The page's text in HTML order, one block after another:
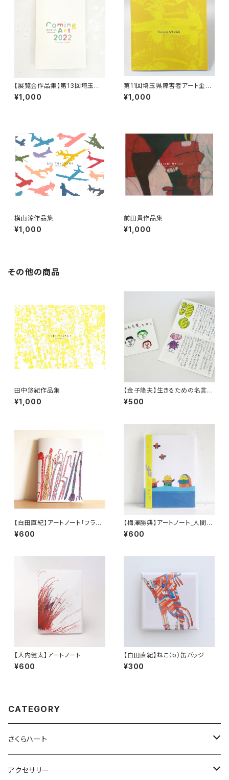
【展覧会作品集】第13回埼玉県
障害者アート企画展「Coming
Art 2022」
¥1,000
第11回埼玉県障害者アート企画
展 「Coming Art 2020」作品
集
¥1,000
横山涼作品集
¥1,000
前田貴作品集
¥1,000
その他の商品
田中悠紀作品集
¥1,000
【金子隆夫】生きるための名言
集。その５
¥500
【白田直紀】アートノート「フラミ
ンゴ」
¥600
【梅澤勝典】アートノート_人間カ
マキリ(a)
¥600
【大内健太】アートノート
¥600
【白田直紀】ねこ（b）缶バッジ
¥300
CATEGORY
さくらハート
ペンダント
アクセサリー